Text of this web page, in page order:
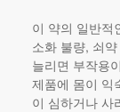
이 약의 일반적
소화 불량, 쇠
늘리면 부작용
제품에 몸이 익
이 심하거나 사